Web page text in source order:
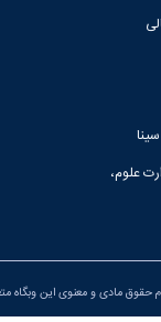
علوم،
حقوق مادی و معنوی این وبگاه